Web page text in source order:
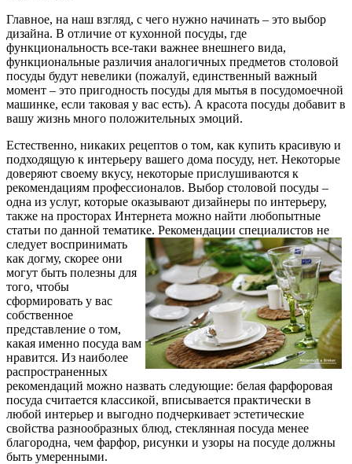
Главное, на наш взгляд, с чего нужно начинать – это выбор
дизайна. В отличие от кухонной посуды, где
функциональность все-таки важнее внешнего вида,
функциональные различия аналогичных предметов столовой
посуды будут невелики (пожалуй, единственный важный
момент – это пригодность посуды для мытья в посудомоечной
машинке, если таковая у вас есть). А красота посуды добавит в
вашу жизнь много положительных эмоций.
Естественно, никаких рецептов о том, как купить красивую и
подходящую к интерьеру вашего дома посуду, нет. Некоторые
доверяют своему вкусу, некоторые прислушиваются к
рекомендациям профессионалов. Выбор столовой посуды –
одна из услуг, которые оказывают дизайнеры по интерьеру,
также на просторах Интернета можно найти любопытные
статьи по данной тематике. Рекомендации специалистов не
следует воспринимать
как догму, скорее они
могут быть полезны для
того, чтобы
сформировать у вас
собственное
представление о том,
какая именно посуда вам
нравится. Из наиболее
распространенных
рекомендаций можно назвать следующие: белая фарфоровая
посуда считается классикой, вписывается практически в
любой интерьер и выгодно подчеркивает эстетические
свойства разнообразных блюд, стеклянная посуда менее
благородна, чем фарфор, рисунки и узоры на посуде должны
быть умеренными.